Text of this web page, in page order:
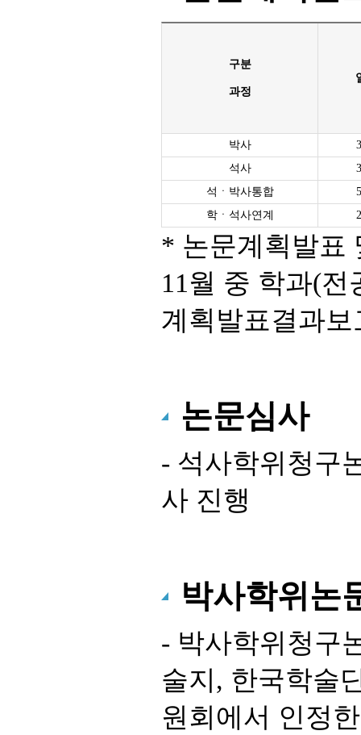
구분
과정
박사
석사
석ㆍ박사통합
학ㆍ석사연계
* 논문계획발표
11월 중 학과(전
계획발표결과보
논문심사
- 석사학위청구
사 진행
박사학위논
- 박사학위청구
술지, 한국학술
원회에서 인정